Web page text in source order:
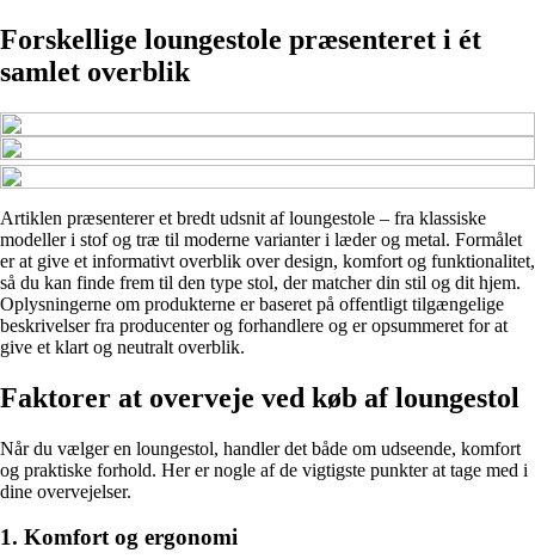
Forskellige loungestole præsenteret i ét
samlet overblik
Artiklen præsenterer et bredt udsnit af loungestole – fra klassiske
modeller i stof og træ til moderne varianter i læder og metal. Formålet
er at give et informativt overblik over design, komfort og funktionalitet,
så du kan finde frem til den type stol, der matcher din stil og dit hjem.
Oplysningerne om produkterne er baseret på offentligt tilgængelige
beskrivelser fra producenter og forhandlere og er opsummeret for at
give et klart og neutralt overblik.
Faktorer at overveje ved køb af loungestol
Når du vælger en loungestol, handler det både om udseende, komfort
og praktiske forhold. Her er nogle af de vigtigste punkter at tage med i
dine overvejelser.
1. Komfort og ergonomi